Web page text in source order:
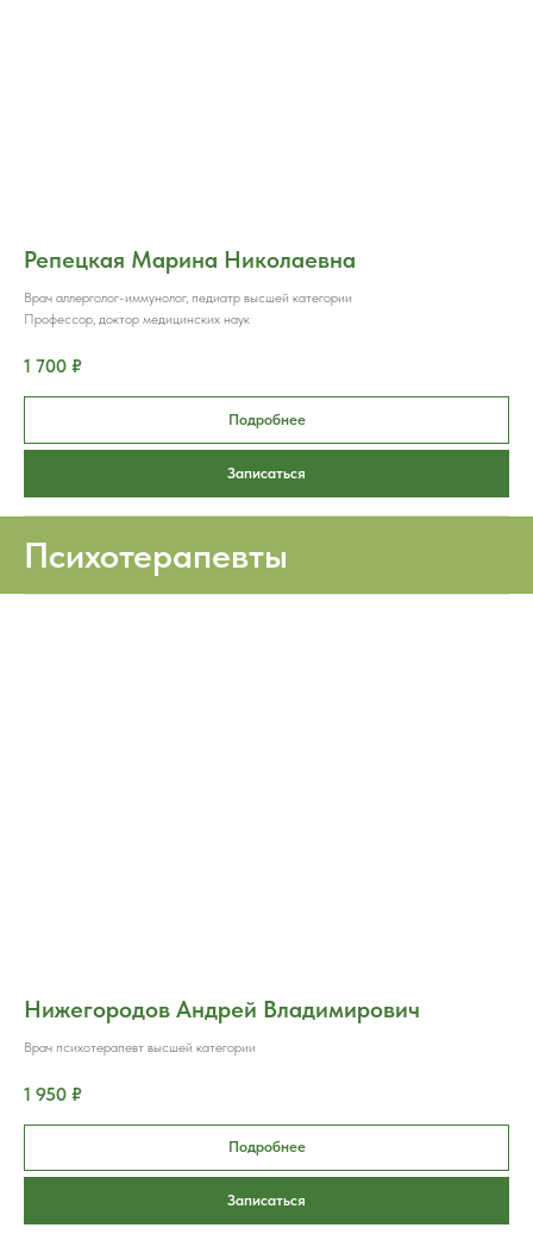
Репецкая Марина Николаевна
Врач аллерголог-иммунолог, педиатр высшей категории
Профессор, доктор медицинских наук
1 700 ₽
Подробнее
Записаться
Психотерапевты
Нижегородов Андрей Владимирович
Врач психотерапевт высшей категории
1 950 ₽
Подробнее
Записаться